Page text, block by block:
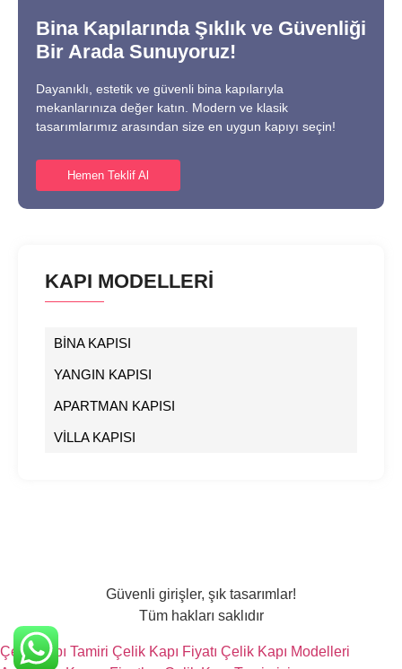
Bina Kapılarında Şıklık ve Güvenliği
Bir Arada Sunuyoruz!
Dayanıklı, estetik ve güvenli bina kapılarıyla
mekanlarınıza değer katın. Modern ve klasik
tasarımlarımız arasından size en uygun kapıyı seçin!
Hemen Teklif Al
KAPI MODELLERİ
BİNA KAPISI
YANGIN KAPISI
APARTMAN KAPISI
VİLLA KAPISI
Güvenli girişler, şık tasarımlar!
Tüm hakları saklıdır
Çelik Kapı Tamiri Çelik Kapı Fiyatı Çelik Kapı Modelleri